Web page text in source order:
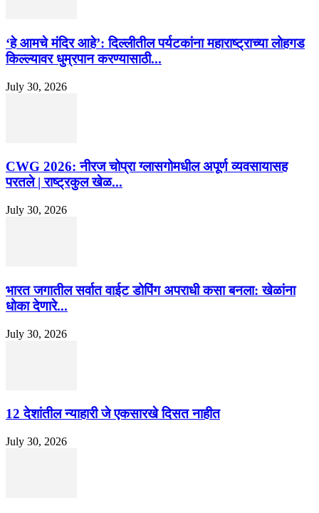
‘हे आमचे मंदिर आहे’: दिल्लीतील पर्यटकांना महाराष्ट्राच्या लोहगड
किल्ल्यावर धुम्रपान करण्यासाठी...
July 30, 2026
CWG 2026: नीरज चोप्रा ग्लासगोमधील अपूर्ण व्यवसायासह
परतले | राष्ट्रकुल खेळ...
July 30, 2026
भारत जगातील सर्वात वाईट डोपिंग अपराधी कसा बनला: खेळांना
धोका देणारे...
July 30, 2026
12 देशांतील न्याहारी जे एकसारखे दिसत नाहीत
July 30, 2026